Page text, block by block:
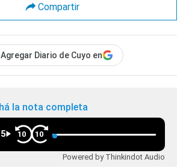
Compartir
Agregar Diario de Cuyo en
la nota completa
10 10
Powered by Thinkindot Audio